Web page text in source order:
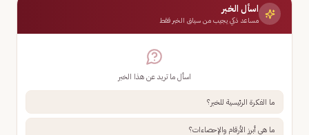
اسأل الخبر
مساعد ذكي يجيب من سياق الخبر فقط
اسأل ما تريد عن هذا الخبر
ما الفكرة الرئيسية للخبر؟
ما هي أبرز الأرقام والإحصاءات؟